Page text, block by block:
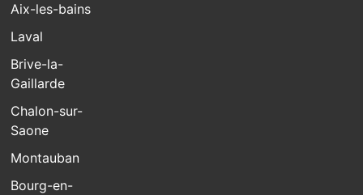
Aix-les-bains
Laval
Brive-la-
Gaillarde
Chalon-sur-
Saone
Montauban
Bourg-en-